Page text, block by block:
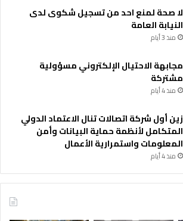
لا صحة لمنع احد من تسجيل شكوى لدى
النيابة العامة
منذ 3 أيام
مجابهة الاحتيال الإلكتروني مسؤولية
مشتركة
منذ 4 أيام
زين أول شركة اتصالات تنال الاعتماد الدولي
المتكامل لأنظمة حماية البيانات وأمن
المعلومات واستمرارية الأعمال
منذ 4 أيام